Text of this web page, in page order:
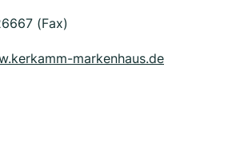
(Fax)
markenhaus.de